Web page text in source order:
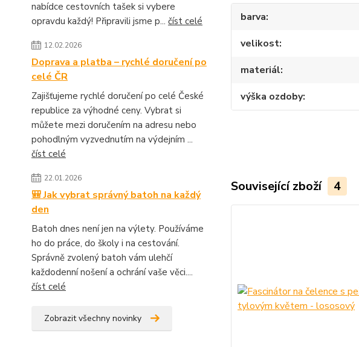
nabídce cestovních tašek si vybere
opravdu každý! Připravili jsme p... číst celé
12.02.2026
Doprava a platba – rychlé doručení po
celé ČR
Zajišťujeme rychlé doručení po celé České
republice za výhodné ceny. Vybrat si
můžete mezi doručením na adresu nebo
pohodlným vyzvednutím na výdejním ...
číst celé
22.01.2026
🎒 Jak vybrat správný batoh na každý
den
Batoh dnes není jen na výlety. Používáme
ho do práce, do školy i na cestování.
Správně zvolený batoh vám ulehčí
každodenní nošení a ochrání vaše věci....
číst celé
Zobrazit všechny novinky
barva
velikost
materiál
výška ozdoby
Související zboží 4